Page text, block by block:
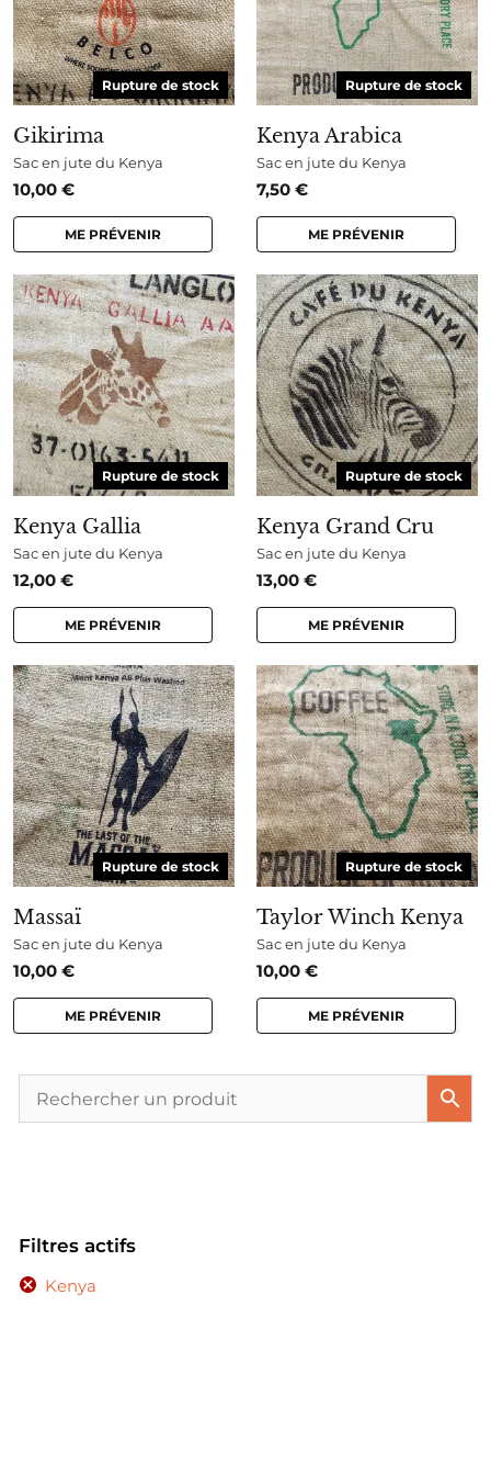
Rupture de stock
Gikirima
Sac en jute du Kenya
10,00 €
ME PRÉVENIR
Rupture de stock
Kenya Arabica
Sac en jute du Kenya
7,50 €
ME PRÉVENIR
Rupture de stock
Kenya Gallia
Sac en jute du Kenya
12,00 €
ME PRÉVENIR
Rupture de stock
Kenya Grand Cru
Sac en jute du Kenya
13,00 €
ME PRÉVENIR
Rupture de stock
Massaï
Sac en jute du Kenya
10,00 €
ME PRÉVENIR
Rupture de stock
Taylor Winch Kenya
Sac en jute du Kenya
10,00 €
ME PRÉVENIR
Filtres actifs
Kenya